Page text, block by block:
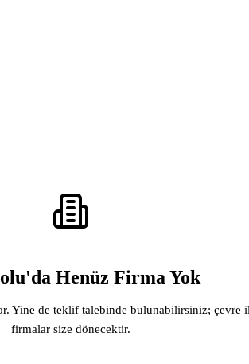
Henüz Firma Yok
Yine de teklif talebinde bulunabilirsiniz; çevre
firmalar size dönecektir.